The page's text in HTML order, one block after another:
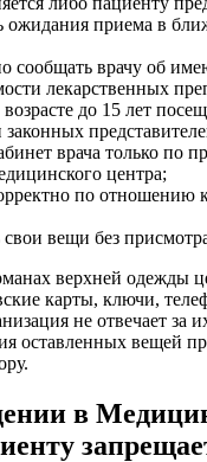
ожидания приема в
сообщать врачу об
лекарственных
до 15 лет
законных
врача только по
центра;
по отношению
свои вещи без
верхней одежды
карты, ключи,
не отвечает за
оставленных вещей
в